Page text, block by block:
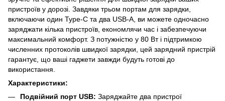
пристроїв у дорозі. Завдяки трьом портам для зарядки,
включаючи один Type-C та два USB-A, ви можете одночасно
заряджати кілька пристроїв, економлячи час і забезпечуючи
максимальний комфорт. З потужністю у 80 Вт і підтримкою
численних протоколів швидкої зарядки, цей зарядний пристрій
гарантує, що ваші гаджети завжди будуть готові до
використання.
Характеристики:
Подвійний порт USB: Заряджайте два пристрої